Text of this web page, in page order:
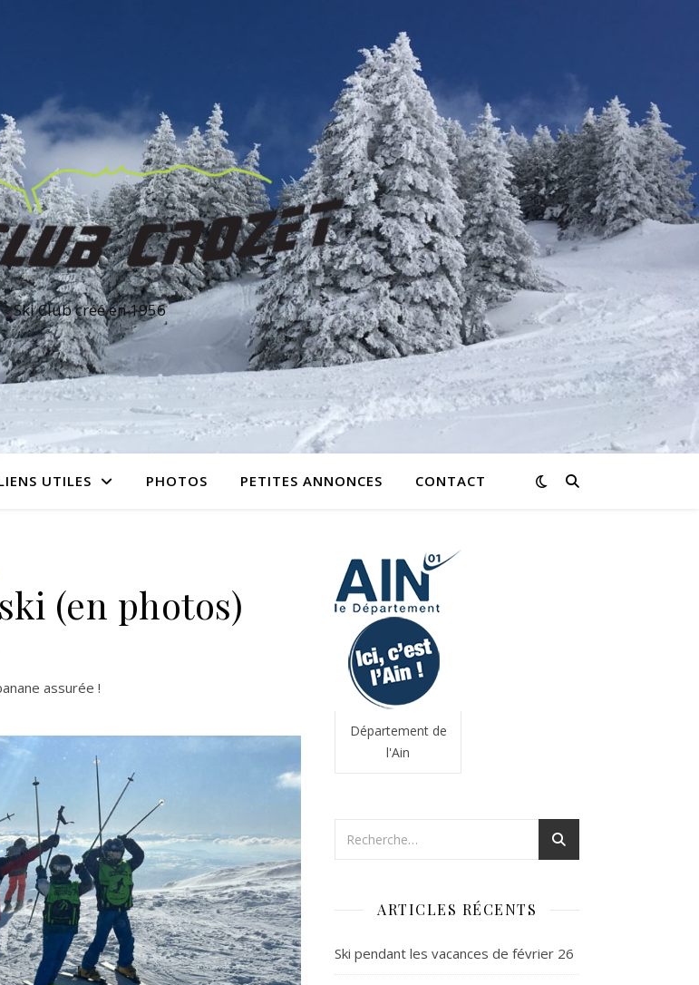
Ski Club créé en 1956
UTILES PHOTOS PETITES ANNONCES CONTACT
(en photos)
assurée !
Département de
l'Ain
ARTICLES RÉCENTS
Ski pendant les vacances de février 26